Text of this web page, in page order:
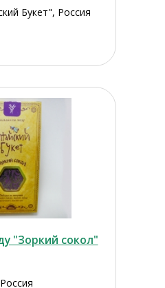
Букет", Россия
"Зоркий сокол"